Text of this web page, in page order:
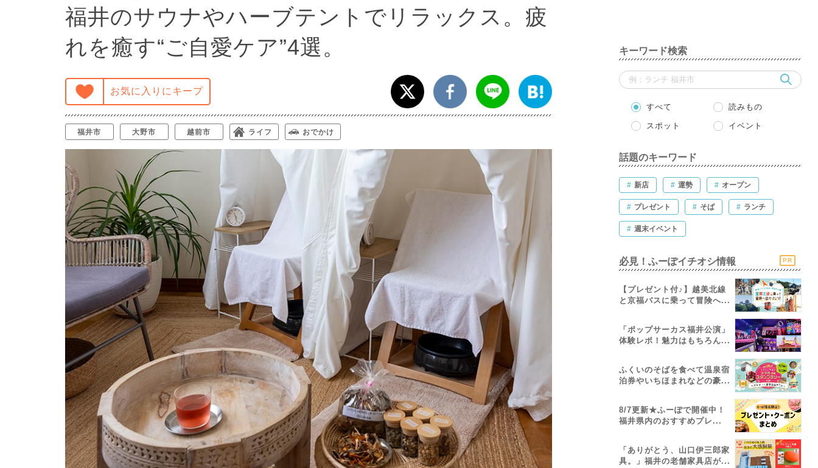
福井のサウナやハーブテントでリラックス。疲
れを癒す“ご自愛ケア”4選。
お気に入りにキープ
福井市 大野市 越前市 ライフ おでかけ
キーワード検索
すべて 読みもの
スポット イベント
話題のキーワード
# 新店 # 運勢 # オープン
# プレゼント # そば # ランチ
# 週末イベント
必見！ふーぽイチオシ情報 PR
【プレゼント付♪】越美北線
と京福バスに乗って冒険へ...
「ポップサーカス福井公演」
体験レポ！魅力はもちろん...
ふくいのそばを食べて温泉宿
泊券やいちほまれなどの豪...
8/7更新★ふーぽで開催中！
福井県内のおすすめプレ...
「ありがとう、山口伊三郎家
具。」福井の老舗家具店が...